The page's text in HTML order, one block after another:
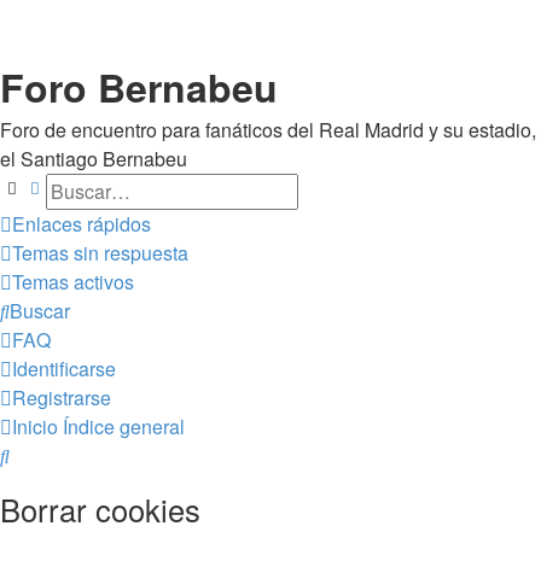
Foro Bernabeu
Foro de encuentro para fanáticos del Real Madrid y su estadio,
el Santiago Bernabeu
BuscarBúsqueda avanzada
Enlaces rápidos
Temas sin respuesta
Temas activos
Buscar
FAQ
Identificarse
Registrarse
Inicio Índice general
Buscar
Borrar cookies